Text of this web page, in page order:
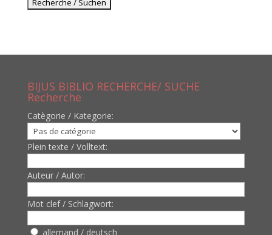
BIJUS BIBLIO RECHERCHE/ SUCHE
Recherche
Catègorie / Kategorie:
Plein texte / Volltext:
Auteur / Autor:
Mot clef / Schlagwort:
allemand / deutsch